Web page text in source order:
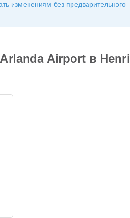
изменениям без предварительного
Airport в